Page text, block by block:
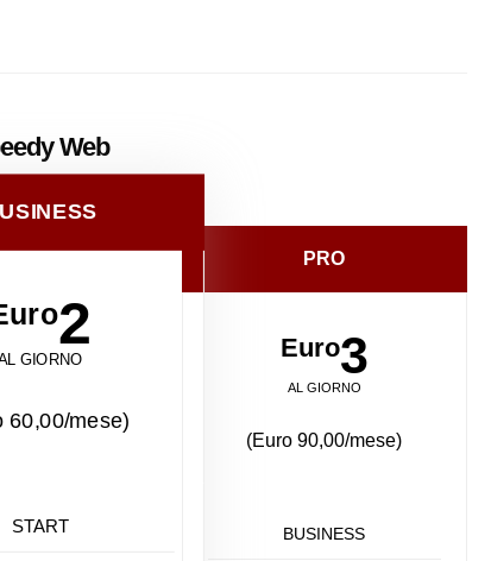
Web
2
GIORNO
60,00/mese)
START
PRO
Euro3
AL GIORNO
(Euro 90,00/mese)
BUSINESS